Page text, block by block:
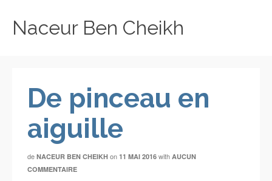
Naceur Ben Cheikh
De pinceau en
aiguille
de NACEUR BEN CHEIKH on 11 MAI 2016 with AUCUN
COMMENTAIRE